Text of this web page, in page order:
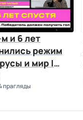
и 6 лет
режим
и мир |
прагляды